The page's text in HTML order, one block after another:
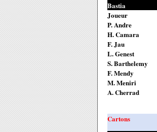
Bastia
Joueur
P. Andre
H. Camara
F. Jau
L. Genest
S. Barthelemy
F. Mendy
M. Meniri
A. Cherrad
Cartons